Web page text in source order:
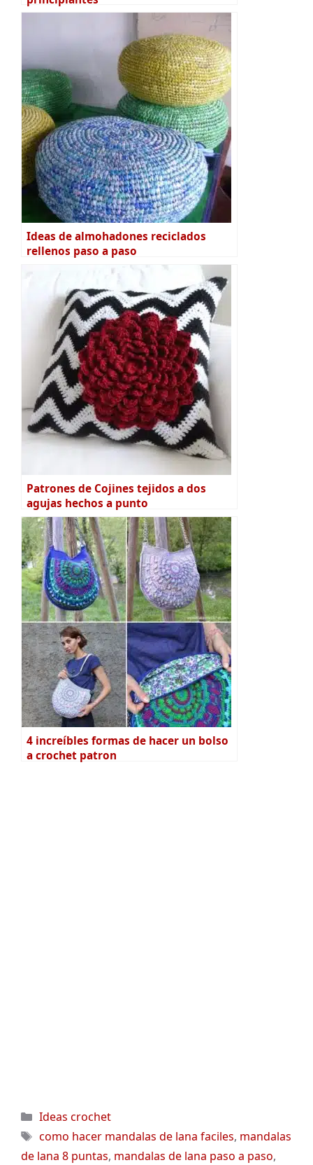
Ideas de almohadones reciclados
rellenos paso a paso
Patrones de Cojines tejidos a dos
agujas hechos a punto
4 increíbles formas de hacer un bolso
a crochet patron
Categorías
Ideas crochet
Etiquetas
como hacer mandalas de lana faciles, mandalas
de lana 8 puntas, mandalas de lana paso a paso,